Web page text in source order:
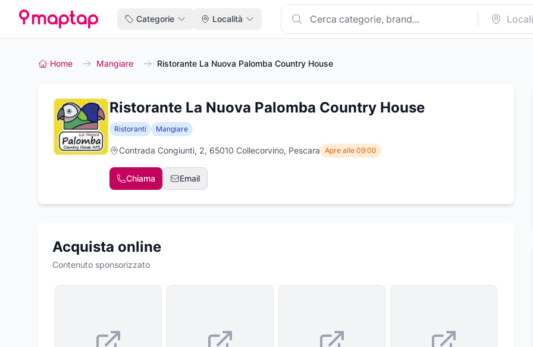
Categorie Località
Home Mangiare Ristorante La Nuova Palomba Country House
Ristorante La Nuova Palomba Country House
Ristoranti Mangiare
Contrada Congiunti, 2, 65010 Collecorvino, Pescara Apre alle 09:00
Chiama Email
Acquista online
Contenuto sponsorizzato